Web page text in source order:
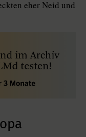
eher Neid und